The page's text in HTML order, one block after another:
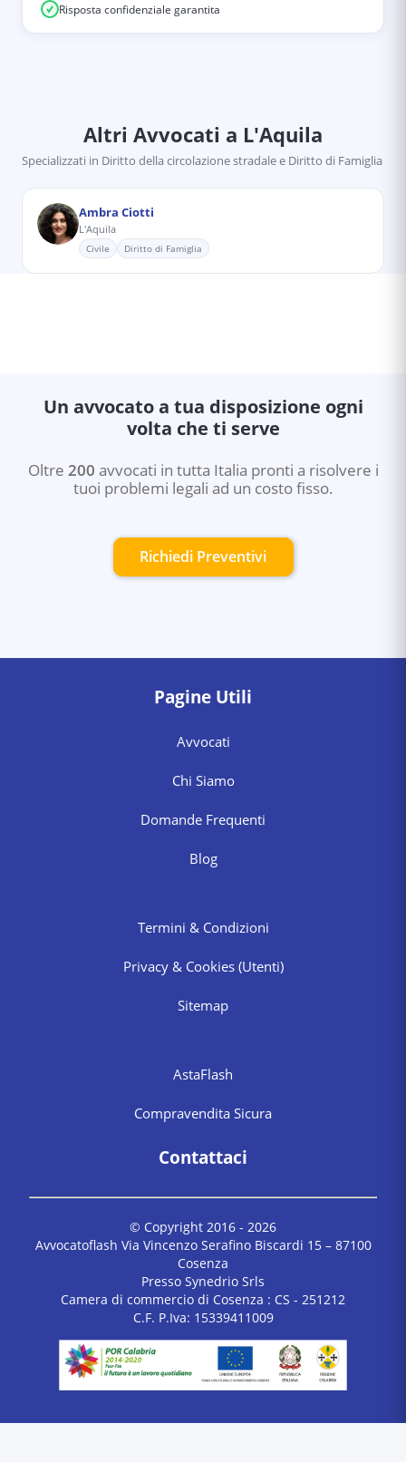
Risposta confidenziale garantita
Altri Avvocati a L'Aquila
Specializzati in Diritto della circolazione stradale e Diritto di Famiglia
Ambra Ciotti
L'Aquila
Civile Diritto di Famiglia
Un avvocato a tua disposizione ogni
volta che ti serve
Oltre 200 avvocati in tutta Italia pronti a risolvere i
tuoi problemi legali ad un costo fisso.
Richiedi Preventivi
Pagine Utili
Avvocati
Chi Siamo
Domande Frequenti
Blog
Termini & Condizioni
Privacy & Cookies (Utenti)
Sitemap
AstaFlash
Compravendita Sicura
Contattaci
© Copyright 2016 - 2026
Avvocatoflash Via Vincenzo Serafino Biscardi 15 – 87100
Cosenza
Presso Synedrio Srls
Camera di commercio di Cosenza : CS - 251212
C.F. P.Iva: 15339411009